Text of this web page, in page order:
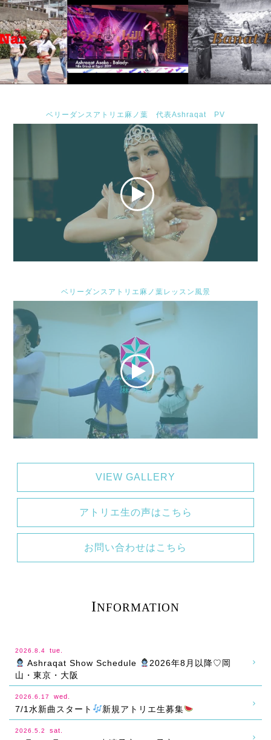
ベリーダンスアトリエ麻ノ葉 代表Ashraqat PV
ベリーダンスアトリエ麻ノ葉レッスン風景
VIEW GALLERY
アトリエ生の声はこちら
お問い合わせはこちら
INFORMATION
2026.8.4 tue.
Ashraqat Show Schedule
2026年8月以降♡岡
山・東京・大阪
2026.6.17 wed.
7/1水新曲スタート 新規アトリエ生募集
2026.5.2 sat.